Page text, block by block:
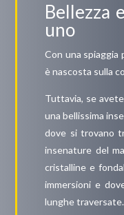
Bellezza
uno
Con una spiaggia
è nascosta sulla
Tuttavia, se
una bellissima
dove si trovano
insenature del
cristalline e
immersioni e
lunghe traversate.